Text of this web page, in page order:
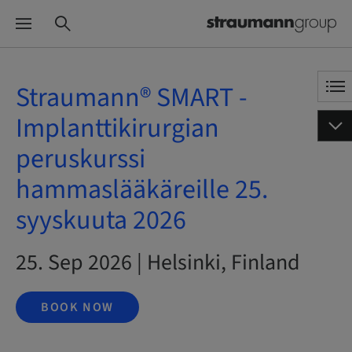
Straumann® SMART -
Implanttikirurgian
peruskurssi
hammaslääkäreille 25.
syyskuuta 2026
25. Sep 2026 | Helsinki, Finland
BOOK NOW